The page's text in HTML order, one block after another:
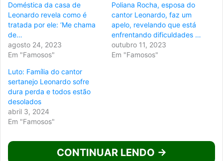
Doméstica da casa de
Leonardo revela como é
tratada por ele: ‘Me chama
de…
agosto 24, 2023
Em "Famosos"
Poliana Rocha, esposa do
cantor Leonardo, faz um
apelo, revelando que está
enfrentando dificuldades …
outubro 11, 2023
Em "Famosos"
Luto: Família do cantor
sertanejo Leonardo sofre
dura perda e todos estão
desolados
abril 3, 2024
Em "Famosos"
CONTINUAR LENDO →